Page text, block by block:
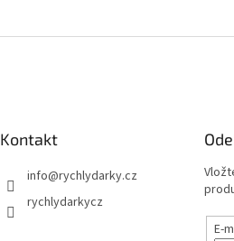
Kontakt
info@rychlydarky.cz
rychlydarkycz
E-